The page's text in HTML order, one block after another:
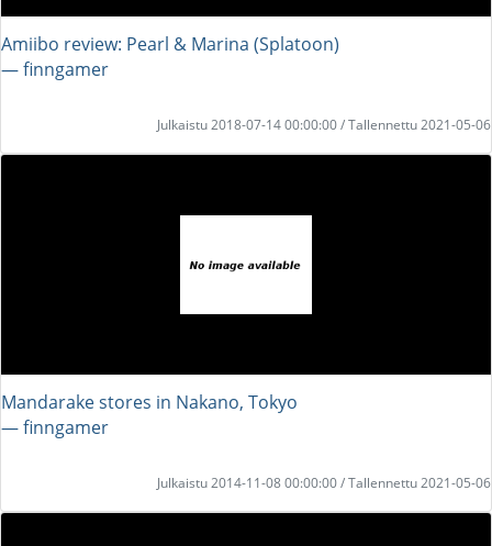
Amiibo review: Pearl & Marina (Splatoon)
― finngamer
Julkaistu 2018-07-14 00:00:00 / Tallennettu 2021-05-06
Mandarake stores in Nakano, Tokyo
― finngamer
Julkaistu 2014-11-08 00:00:00 / Tallennettu 2021-05-06